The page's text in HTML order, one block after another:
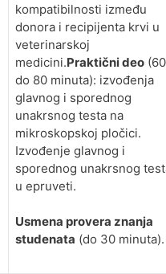
kompatibilnosti između
donora i recipijenta krvi u
veterinarskoj
medicini.Praktični deo (60
do 80 minuta): izvođenja
glavnog i sporednog
unakrsnog testa na
mikroskopskoj pločici.
Izvođenje glavnog i
sporednog unakrsnog
u epruveti.
Usmena provera znanja
studenata (do 30 minuta).